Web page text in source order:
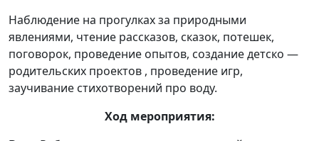
Наблюдение на прогулках за природными
явлениями, чтение рассказов, сказок, потешек,
поговорок, проведение опытов, создание детско —
родительских проектов , проведение игр,
заучивание стихотворений про воду.
Ход мероприятия: